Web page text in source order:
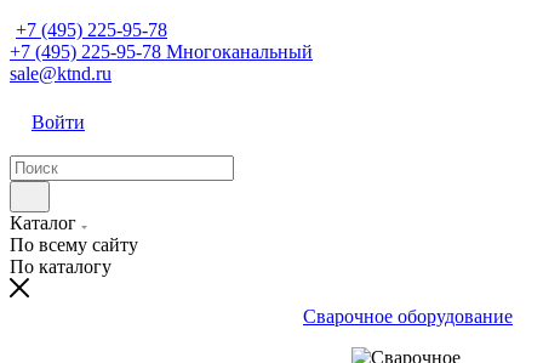
+7 (495) 225-95-78
+7 (495) 225-95-78 Многоканальный
sale@ktnd.ru
Войти
Каталог
По всему сайту
По каталогу
Сварочное оборудование